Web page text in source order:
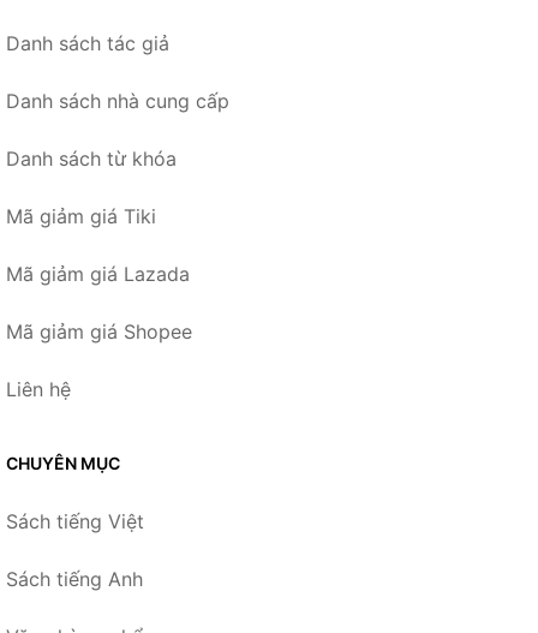
Danh sách tác giả
Danh sách nhà cung cấp
Danh sách từ khóa
Mã giảm giá Tiki
Mã giảm giá Lazada
Mã giảm giá Shopee
Liên hệ
CHUYÊN MỤC
Sách tiếng Việt
Sách tiếng Anh